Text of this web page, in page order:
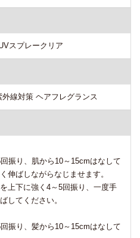
スプレークリア
線対策 ヘアフレグランス
振り、肌から10～15cmはなして
伸ばしながらなじませます。
上下に強く4～5回振り、一度手
してください。
振り、髪から10～15cmはなして